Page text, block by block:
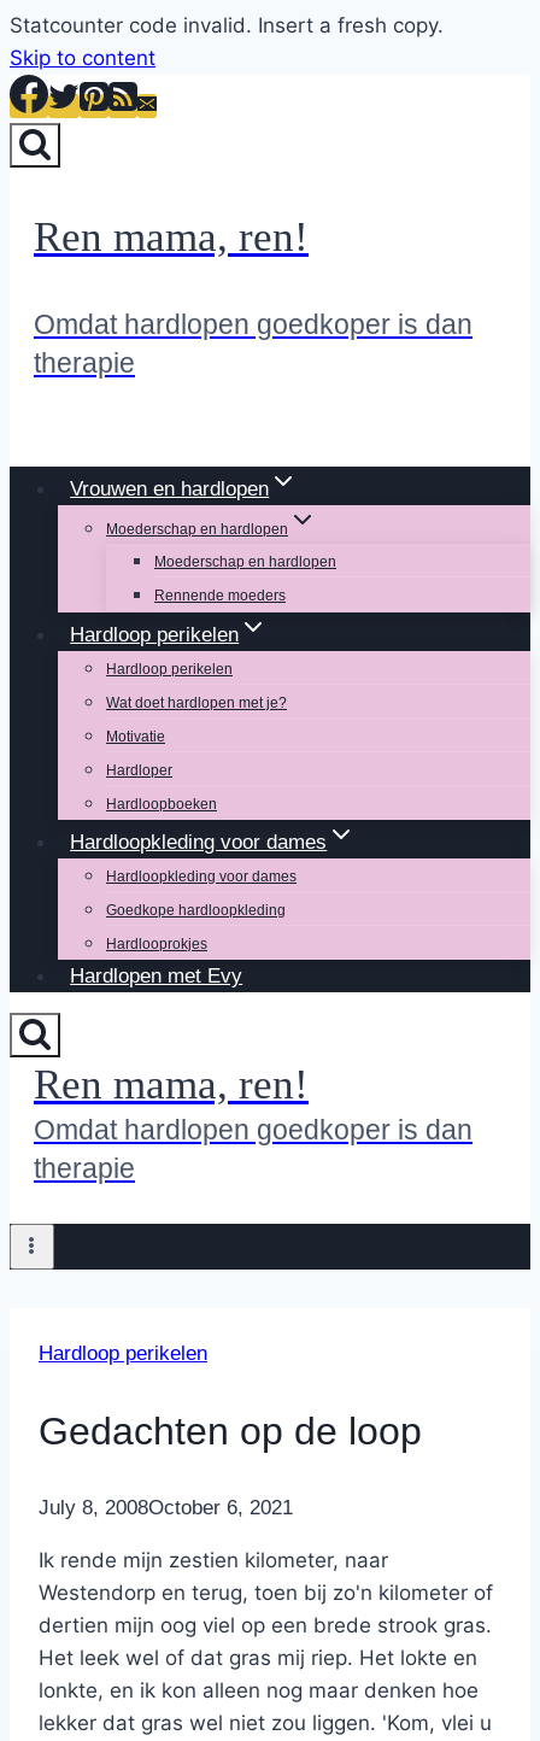
Statcounter code invalid. Insert a fresh copy.
Skip to content
Ren mama, ren!
Omdat hardlopen goedkoper is dan
therapie
Vrouwen en hardlopen
Moederschap en hardlopen
Moederschap en hardlopen
Rennende moeders
Hardloop perikelen
Hardloop perikelen
Wat doet hardlopen met je?
Motivatie
Hardloper
Hardloopboeken
Hardloopkleding voor dames
Hardloopkleding voor dames
Goedkope hardloopkleding
Hardlooprokjes
Hardlopen met Evy
Ren mama, ren!
Omdat hardlopen goedkoper is dan
therapie
Hardloop perikelen
Gedachten op de loop
By Nicole
July 8, 2008October 6, 2021
Ik rende mijn zestien kilometer, naar
Westendorp en terug, toen bij zo'n kilometer of
dertien mijn oog viel op een brede strook gras.
Het leek wel of dat gras mij riep. Het lokte en
lonkte, en ik kon alleen nog maar denken hoe
lekker dat gras wel niet zou liggen. 'Kom, vlei u